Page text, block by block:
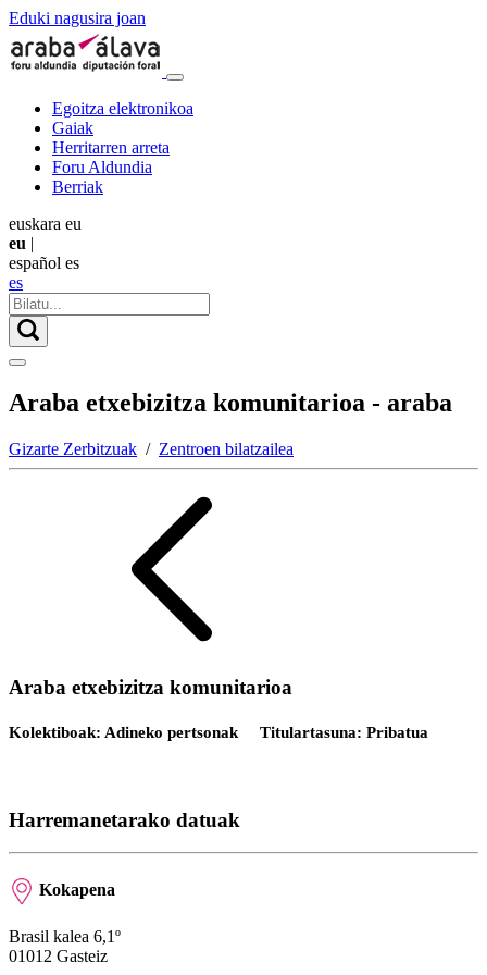
Eduki nagusira joan
Egoitza elektronikoa
Gaiak
Herritarren arreta
Foru Aldundia
Berriak
euskara eu
eu |
español es
es
Araba etxebizitza komunitarioa - araba
Gizarte Zerbitzuak / Zentroen bilatzailea
Araba etxebizitza komunitarioa
Kolektiboak: Adineko pertsonak Titulartasuna: Pribatua
Harremanetarako datuak
Kokapena
Brasil kalea 6,1º
01012 Gasteiz